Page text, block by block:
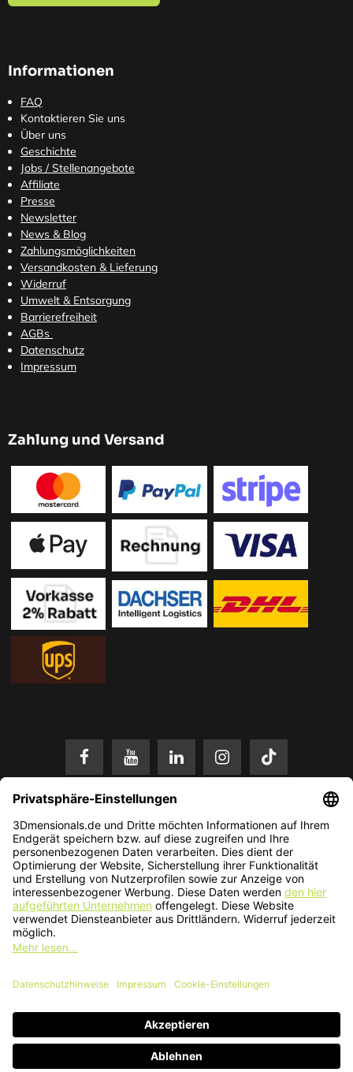
Informationen
FAQ
Kontaktieren Sie uns
Über uns
Geschichte
Jobs / Stellenangebote
Affiliate
Presse
Newsletter
News & Blog
Zahlungsmöglichkeiten
Versandkosten & Lieferung
Widerruf
Umwelt & Entsorgung
Barrierefreiheit
AGBs
Datenschutz
Impressum
Zahlung und Versand
* Alle Preise in EUR inkl. gesetzl. Mehrwertsteuer zzgl. Versandkosten.
Änderungen und Irrtümer vorbehalten. Nur solange der Vorrat reicht.
© 2026 3Dmensionals / PONTIALIS GmbH & Co. KG - All Rights Reserved.​
Kundenbewertung